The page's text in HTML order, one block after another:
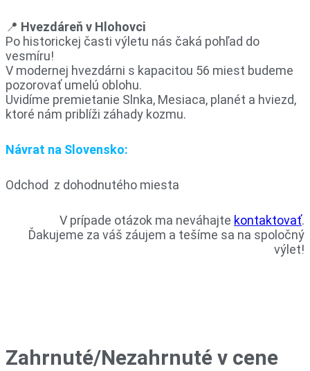
📍 Hvezdáreň v Hlohovci
Po historickej časti výletu nás čaká pohľad do
vesmíru!
V modernej hvezdárni s kapacitou 56 miest budeme
pozorovať umelú oblohu.
Uvidíme premietanie Slnka, Mesiaca, planét a hviezd,
ktoré nám priblíži záhady kozmu.
Návrat na Slovensko:
Odchod z dohodnutého miesta
V prípade otázok ma neváhajte kontaktovať.
Ďakujeme za váš záujem a tešíme sa na spoločný
výlet!
Zahrnuté/Nezahrnuté v cene